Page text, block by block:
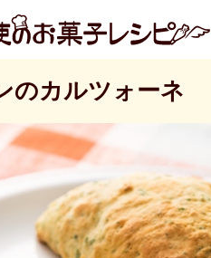
のカルツォーネ